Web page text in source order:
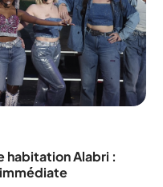
habitation Alabri :